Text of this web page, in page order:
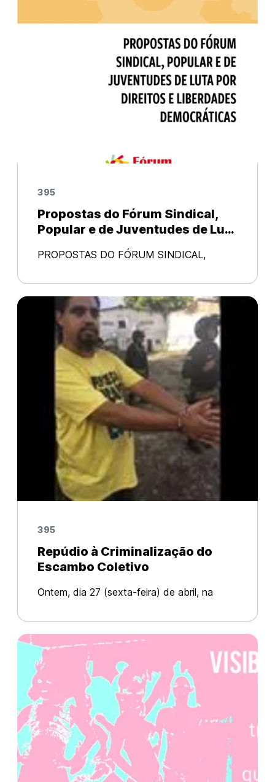
395
Propostas do Fórum Sindical,
Popular e de Juventudes de Luta
por Direitos e Liberdades
Democráticas
PROPOSTAS DO FÓRUM SINDICAL,
POR DIREITOS E LIBERDADES
DEMOCRÁTICAS
395
Repúdio à Criminalização do
Escambo Coletivo
Ontem, dia 27 (sexta-feira) de abril, na
Metropolitana do Recife, militantes do
Escambo Coletivo foram alvo de uma
abordagem truculenta da Polícia Militar (R